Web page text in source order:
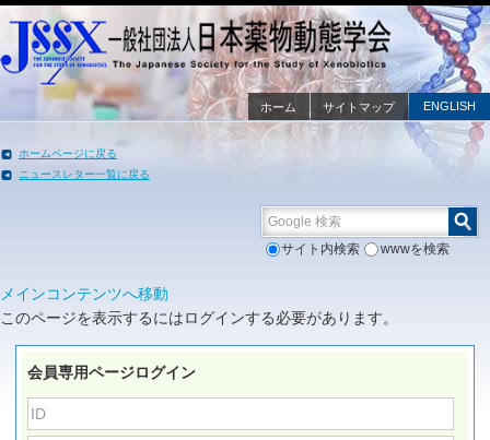
ENGLISH
ホーム サイトマップ
ホームページに戻る
ニュースレター一覧に戻る
Google 検索
サイト内検索 wwwを検索
メインコンテンツへ移動
このページを表示するにはログインする必要があります。
会員専用ページログイン